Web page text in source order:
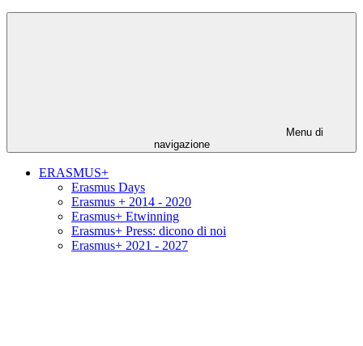
Menu di
navigazione
ERASMUS+
Erasmus Days
Erasmus + 2014 - 2020
Erasmus+ Etwinning
Erasmus+ Press: dicono di noi
Erasmus+ 2021 - 2027